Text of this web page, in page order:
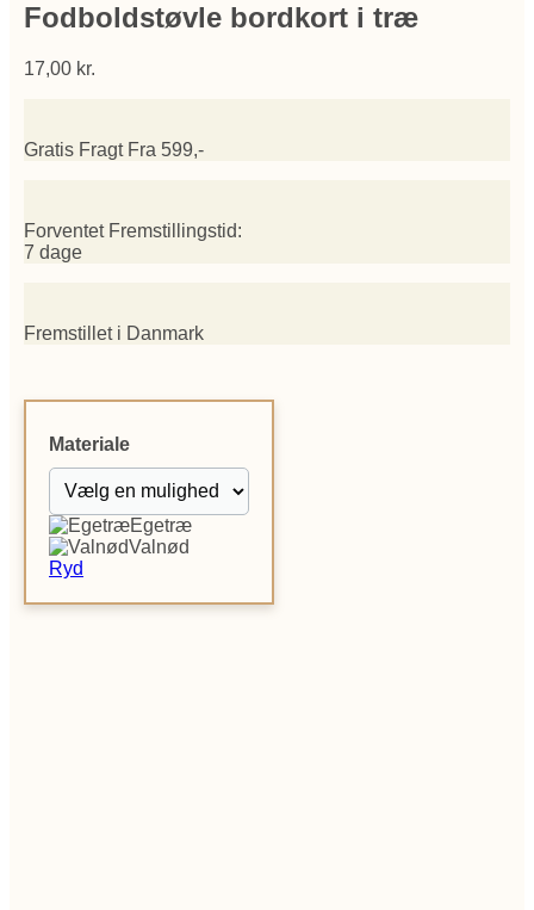
Fodboldstøvle bordkort i træ
17,00 kr.
Gratis Fragt Fra 599,-
Forventet Fremstillingstid:
7 dage
Fremstillet i Danmark
Materiale
Egetræ
Valnød
Ryd